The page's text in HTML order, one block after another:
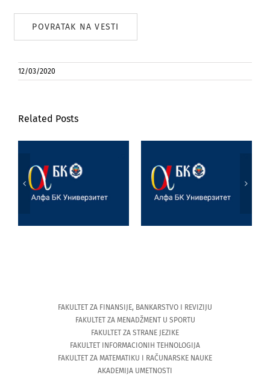
POVRATAK NA VESTI
12/03/2020
Related Posts
Jezik, književnost
i veštačka
Marijane
Joksimović
Univerzitetu u
FAKULTET ZA FINANSIJE, BANKARSTVO I REVIZIJU
FAKULTET ZA MENADŽMENT U SPORTU
FAKULTET ZA STRANE JEZIKE
FAKULTET INFORMACIONIH TEHNOLOGIJA
FAKULTET ZA MATEMATIKU I RAČUNARSKE NAUKE
AKADEMIJA UMETNOSTI